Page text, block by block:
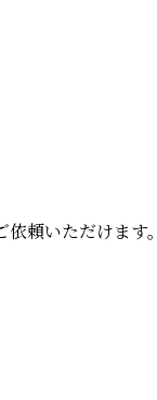
頼いただけます。